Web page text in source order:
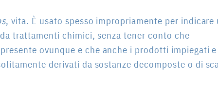
, vita. È usato spesso impropriamente per indicare
trattamenti chimici, senza tener conto che
ovunque e che anche i prodotti impiegati e
derivati da sostanze decomposte o di